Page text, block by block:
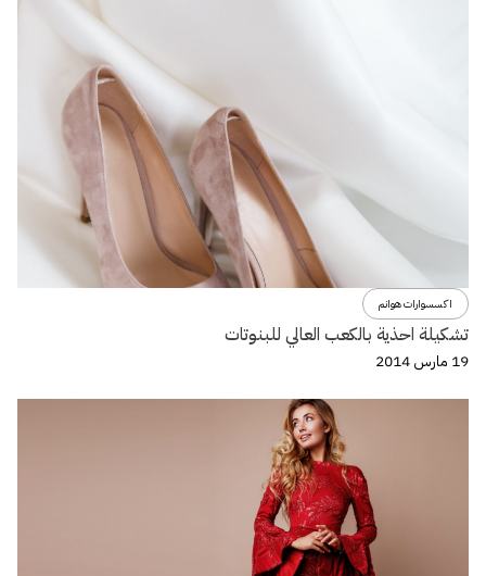
اكسسوارات هوانم
تشكيلة احذية بالكعب العالي للبنوتات
19 مارس 2014